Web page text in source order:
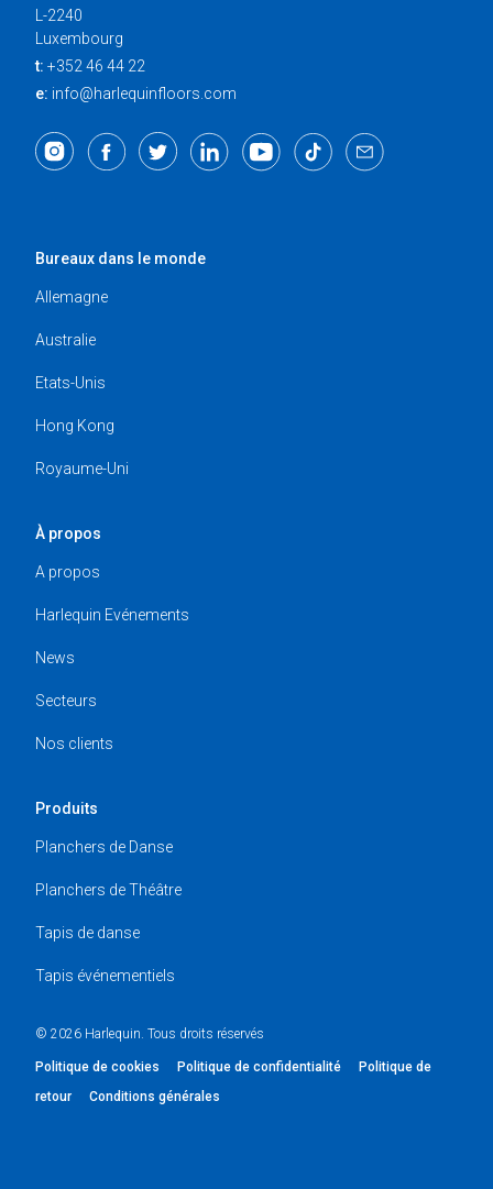
L-2240
Luxembourg
t: +352 46 44 22
e: info@harlequinfloors.com
Bureaux dans le monde
Allemagne
Australie
Etats-Unis
Hong Kong
Royaume-Uni
À propos
A propos
Harlequin Evénements
News
Secteurs
Nos clients
Produits
Planchers de Danse
Planchers de Théâtre
Tapis de danse
Tapis événementiels
© 2026 Harlequin. Tous droits réservés
Politique de cookies Politique de confidentialité
Politique de
retour
Conditions générales